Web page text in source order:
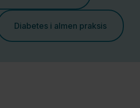
Diabetes i almen praksis